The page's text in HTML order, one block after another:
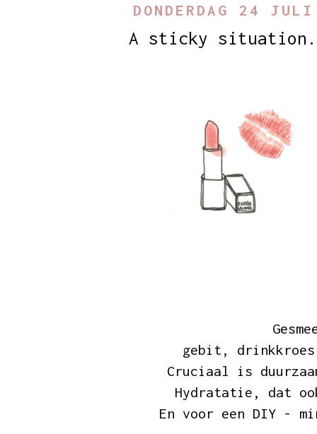
DONDERDAG 24
A sticky situation.
gebit, drinkkroes
Cruciaal is
Hydratatie, dat
En voor een DIY -